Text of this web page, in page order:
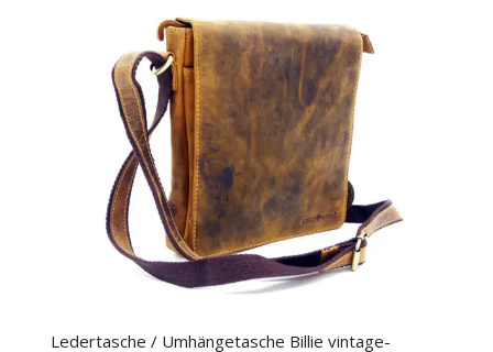
Ledertasche / Umhängetasche Billie vintage-